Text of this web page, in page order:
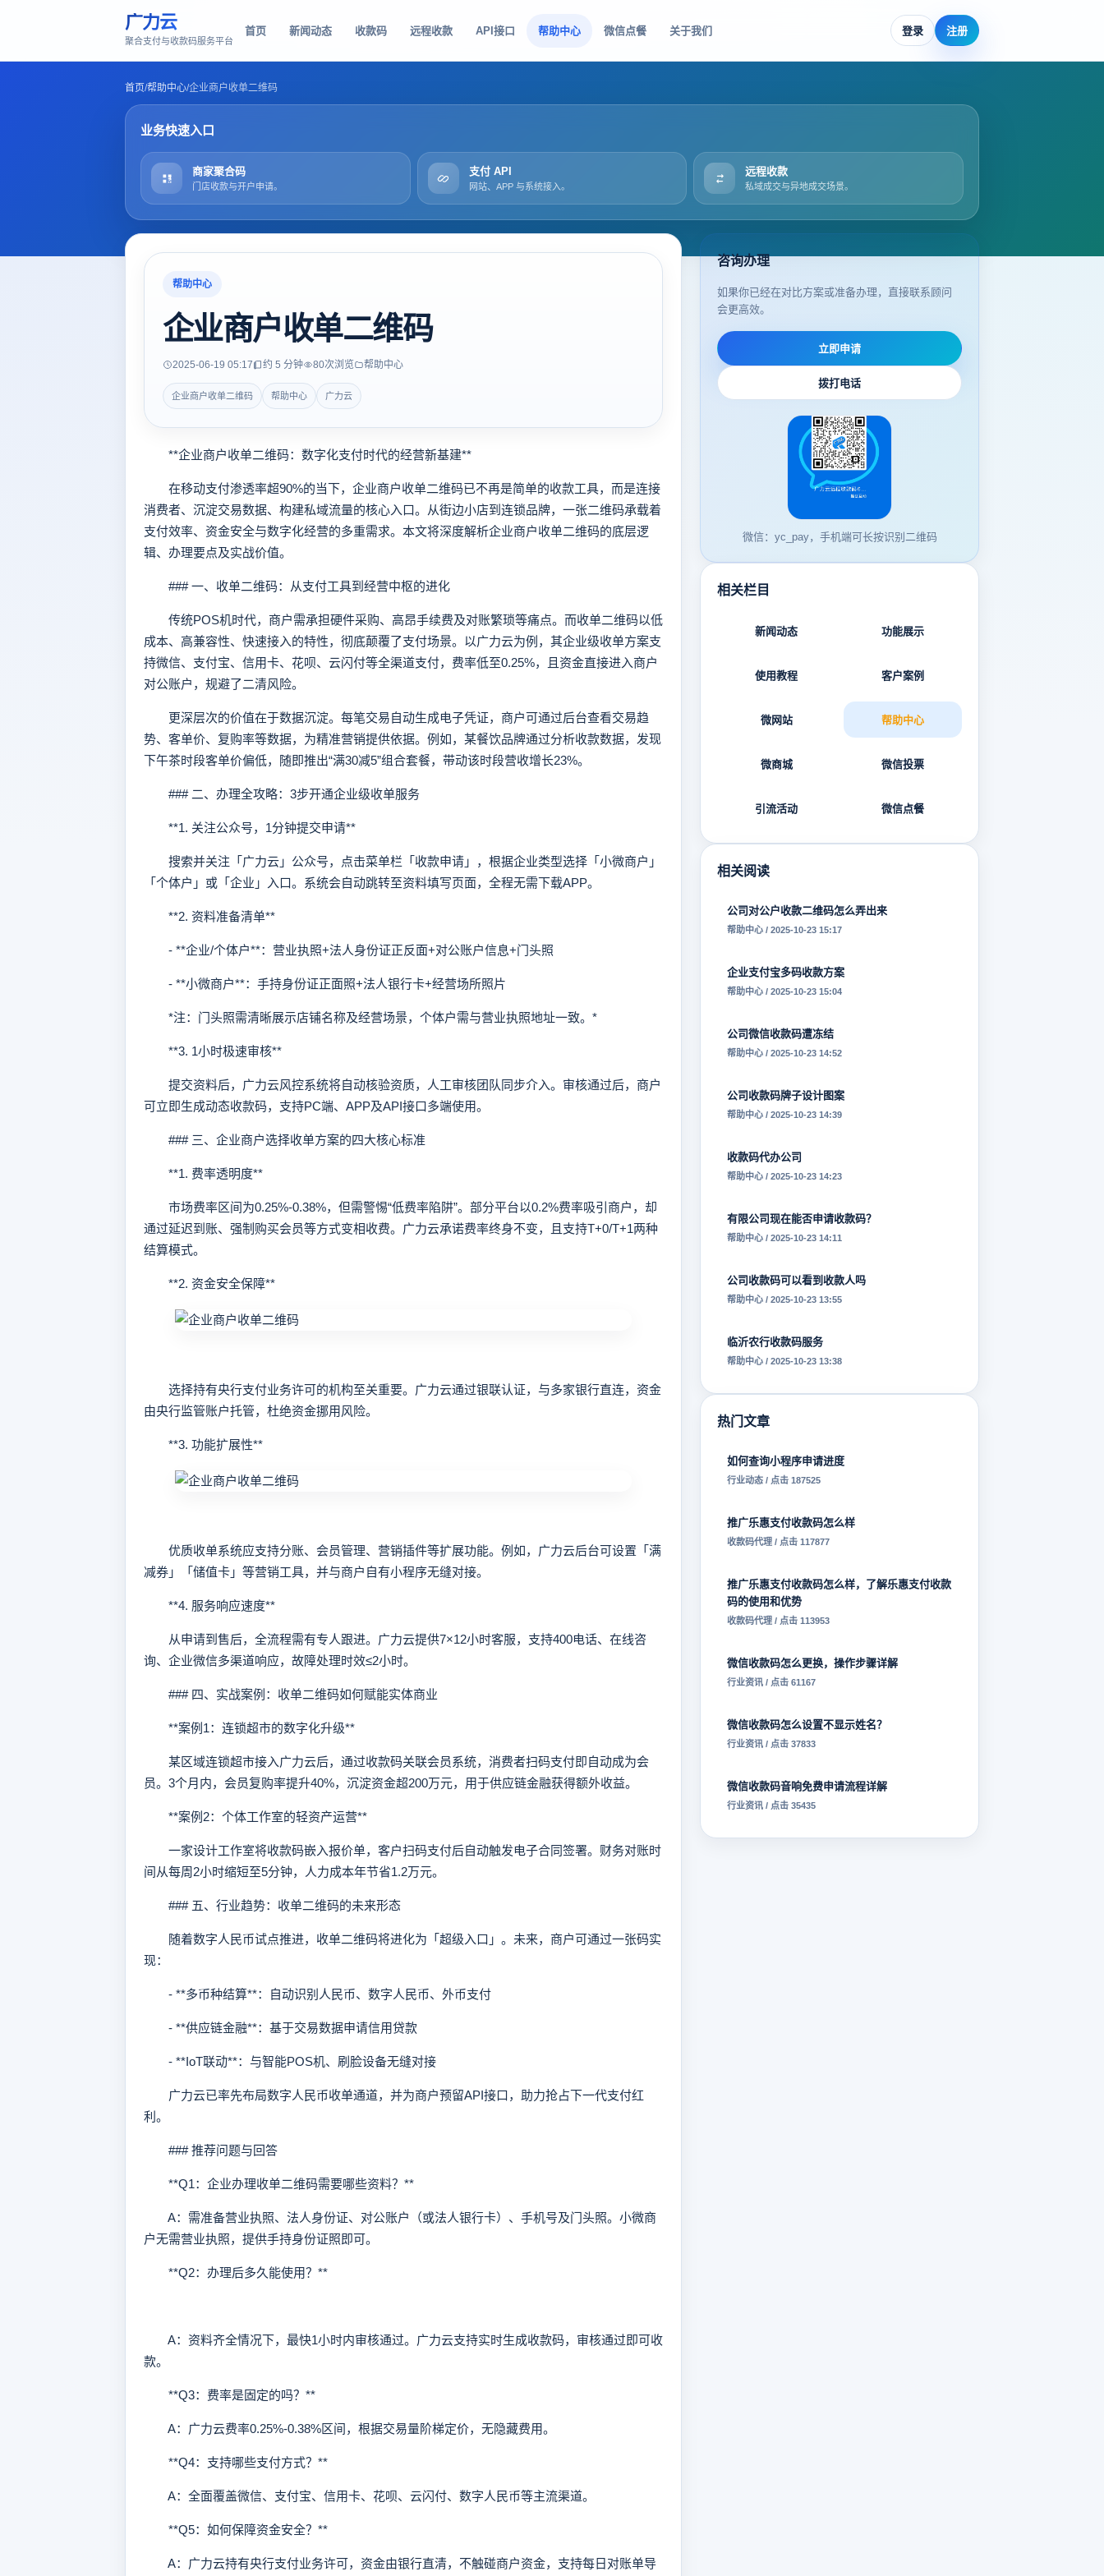
广力云
聚合支付与收款码服务平台
首页 新闻动态 收款码 远程收款 API接口 帮助中心 微信点餐 关于我们 登录 注册
首页/帮助中心/企业商户收单二维码
业务快速入口
商家聚合码
门店收款与开户申请。
支付 API
网站、APP 与系统接入。
远程收款
私域成交与异地成交场景。
帮助中心
企业商户收单二维码
2025-06-19 05:17 约 5 分钟 80次浏览 帮助中心
企业商户收单二维码 帮助中心 广力云
**企业商户收单二维码：数字化支付时代的经营新基建**
在移动支付渗透率超90%的当下，企业商户收单二维码已不再是简单的收款工具，而是连接
消费者、沉淀交易数据、构建私域流量的核心入口。从街边小店到连锁品牌，一张二维码承载着
支付效率、资金安全与数字化经营的多重需求。本文将深度解析企业商户收单二维码的底层逻
辑、办理要点及实战价值。
### 一、收单二维码：从支付工具到经营中枢的进化
传统POS机时代，商户需承担硬件采购、高昂手续费及对账繁琐等痛点。而收单二维码以低
成本、高兼容性、快速接入的特性，彻底颠覆了支付场景。以广力云为例，其企业级收单方案支
持微信、支付宝、信用卡、花呗、云闪付等全渠道支付，费率低至0.25%，且资金直接进入商户
对公账户，规避了二清风险。
更深层次的价值在于数据沉淀。每笔交易自动生成电子凭证，商户可通过后台查看交易趋
势、客单价、复购率等数据，为精准营销提供依据。例如，某餐饮品牌通过分析收款数据，发现
下午茶时段客单价偏低，随即推出“满30减5”组合套餐，带动该时段营收增长23%。
### 二、办理全攻略：3步开通企业级收单服务
**1. 关注公众号，1分钟提交申请**
搜索并关注「广力云」公众号，点击菜单栏「收款申请」，根据企业类型选择「小微商户」
「个体户」或「企业」入口。系统会自动跳转至资料填写页面，全程无需下载APP。
**2. 资料准备清单**
- **企业/个体户**：营业执照+法人身份证正反面+对公账户信息+门头照
- **小微商户**：手持身份证正面照+法人银行卡+经营场所照片
*注：门头照需清晰展示店铺名称及经营场景，个体户需与营业执照地址一致。*
**3. 1小时极速审核**
提交资料后，广力云风控系统将自动核验资质，人工审核团队同步介入。审核通过后，商户
可立即生成动态收款码，支持PC端、APP及API接口多端使用。
### 三、企业商户选择收单方案的四大核心标准
**1. 费率透明度**
市场费率区间为0.25%-0.38%，但需警惕“低费率陷阱”。部分平台以0.2%费率吸引商户，却
通过延迟到账、强制购买会员等方式变相收费。广力云承诺费率终身不变，且支持T+0/T+1两种
结算模式。
**2. 资金安全保障**
选择持有央行支付业务许可的机构至关重要。广力云通过银联认证，与多家银行直连，资金
由央行监管账户托管，杜绝资金挪用风险。
**3. 功能扩展性**
优质收单系统应支持分账、会员管理、营销插件等扩展功能。例如，广力云后台可设置「满
减券」「储值卡」等营销工具，并与商户自有小程序无缝对接。
**4. 服务响应速度**
从申请到售后，全流程需有专人跟进。广力云提供7×12小时客服，支持400电话、在线咨
询、企业微信多渠道响应，故障处理时效≤2小时。
### 四、实战案例：收单二维码如何赋能实体商业
**案例1：连锁超市的数字化升级**
某区域连锁超市接入广力云后，通过收款码关联会员系统，消费者扫码支付即自动成为会
员。3个月内，会员复购率提升40%，沉淀资金超200万元，用于供应链金融获得额外收益。
**案例2：个体工作室的轻资产运营**
一家设计工作室将收款码嵌入报价单，客户扫码支付后自动触发电子合同签署。财务对账时
间从每周2小时缩短至5分钟，人力成本年节省1.2万元。
### 五、行业趋势：收单二维码的未来形态
随着数字人民币试点推进，收单二维码将进化为「超级入口」。未来，商户可通过一张码实
现：
- **多币种结算**：自动识别人民币、数字人民币、外币支付
- **供应链金融**：基于交易数据申请信用贷款
- **IoT联动**：与智能POS机、刷脸设备无缝对接
广力云已率先布局数字人民币收单通道，并为商户预留API接口，助力抢占下一代支付红
利。
### 推荐问题与回答
**Q1：企业办理收单二维码需要哪些资料？**
A：需准备营业执照、法人身份证、对公账户（或法人银行卡）、手机号及门头照。小微商
户无需营业执照，提供手持身份证照即可。
**Q2：办理后多久能使用？**
A：资料齐全情况下，最快1小时内审核通过。广力云支持实时生成收款码，审核通过即可收
款。
**Q3：费率是固定的吗？**
A：广力云费率0.25%-0.38%区间，根据交易量阶梯定价，无隐藏费用。
**Q4：支持哪些支付方式？**
A：全面覆盖微信、支付宝、信用卡、花呗、云闪付、数字人民币等主流渠道。
**Q5：如何保障资金安全？**
A：广力云持有央行支付业务许可，资金由银行直清，不触碰商户资金，支持每日对账单导
咨询办理
如果你已经在对比方案或准备办理，直接联系顾问
会更高效。
立即申请
拨打电话
微信：yc_pay，手机端可长按识别二维码
相关栏目
新闻动态 功能展示
使用教程 客户案例
微网站 帮助中心
微商城 微信投票
引流活动 微信点餐
相关阅读
公司对公户收款二维码怎么弄出来
帮助中心 / 2025-10-23 15:17
企业支付宝多码收款方案
帮助中心 / 2025-10-23 15:04
公司微信收款码遭冻结
帮助中心 / 2025-10-23 14:52
公司收款码牌子设计图案
帮助中心 / 2025-10-23 14:39
收款码代办公司
帮助中心 / 2025-10-23 14:23
有限公司现在能否申请收款码？
帮助中心 / 2025-10-23 14:11
公司收款码可以看到收款人吗
帮助中心 / 2025-10-23 13:55
临沂农行收款码服务
帮助中心 / 2025-10-23 13:38
热门文章
如何查询小程序申请进度
行业动态 / 点击 187525
推广乐惠支付收款码怎么样
收款码代理 / 点击 117877
推广乐惠支付收款码怎么样，了解乐惠支付收款
码的使用和优势
收款码代理 / 点击 113953
微信收款码怎么更换，操作步骤详解
行业资讯 / 点击 61167
微信收款码怎么设置不显示姓名？
行业资讯 / 点击 37833
微信收款码音响免费申请流程详解
行业资讯 / 点击 35435